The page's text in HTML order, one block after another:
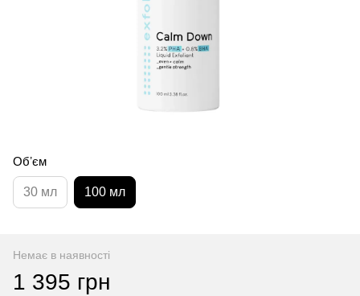
Обʼєм
30 мл 100 мл
Немає в наявності
1 395 грн